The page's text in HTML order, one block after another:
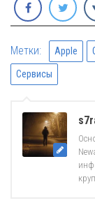
Метки: Apple
Сервисы